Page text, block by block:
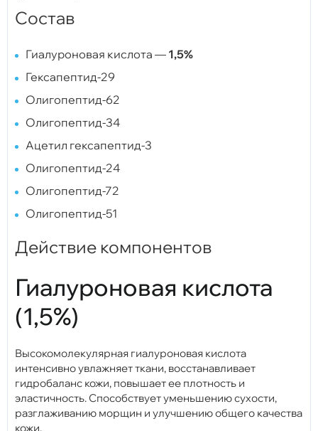
Состав
Гиалуроновая кислота — 1,5%
Гексапептид-29
Олигопептид-62
Олигопептид-34
Ацетил гексапептид-3
Олигопептид-24
Олигопептид-72
Олигопептид-51
Действие компонентов
Гиалуроновая кислота
(1,5%)
Высокомолекулярная гиалуроновая кислота
интенсивно увлажняет ткани, восстанавливает
гидробаланс кожи, повышает ее плотность и
эластичность. Способствует уменьшению сухости,
разглаживанию морщин и улучшению общего качества
кожи.